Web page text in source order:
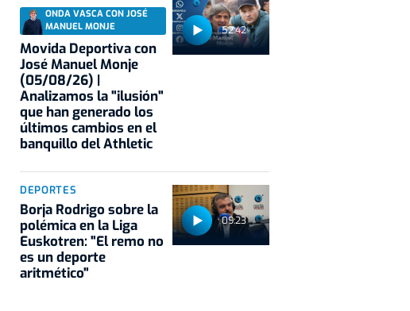
52:42
ONDA VASCA CON JOSÉ
MANUEL MONJE
Movida Deportiva con
José Manuel Monje
(05/08/26) |
Analizamos la "ilusión"
que han generado los
últimos cambios en el
banquillo del Athletic
09:23
DEPORTES
Borja Rodrigo sobre la
polémica en la Liga
Euskotren: "El remo no
es un deporte
aritmético"